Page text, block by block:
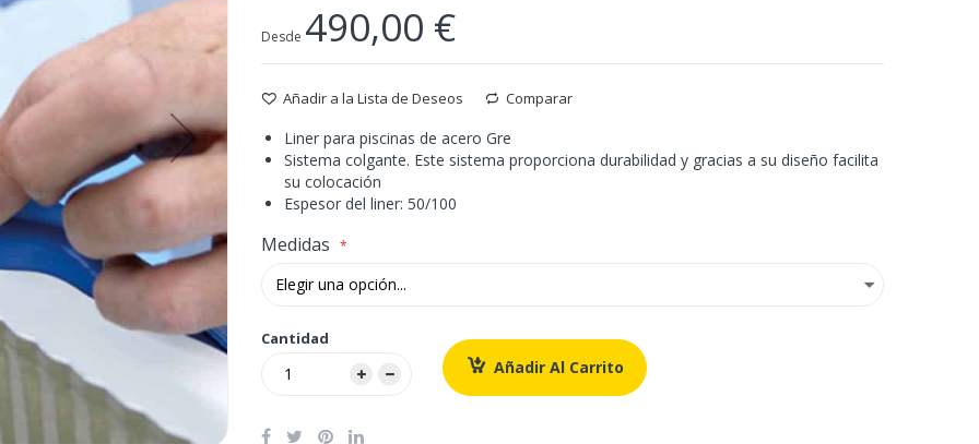
Desde 490,00 €
Añadir a la Lista de Deseos Comparar
Liner para piscinas de acero Gre
Sistema colgante. Este sistema proporciona durabilidad y gracias a su diseño facilita
su colocación
Espesor del liner: 50/100
Medidas
Cantidad
Añadir Al Carrito